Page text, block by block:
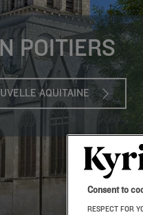
POITIERS
AQUITAINE
Consent to
RESPECT FOR